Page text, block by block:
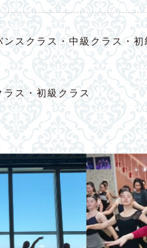
スクラス・中級クラス・初
ラス・初級クラス